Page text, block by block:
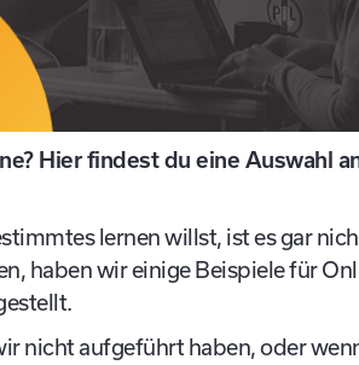
Hier findest du eine Auswahl
lernen willst, ist es gar
haben wir einige Beispiele für
nicht aufgeführt haben, oder